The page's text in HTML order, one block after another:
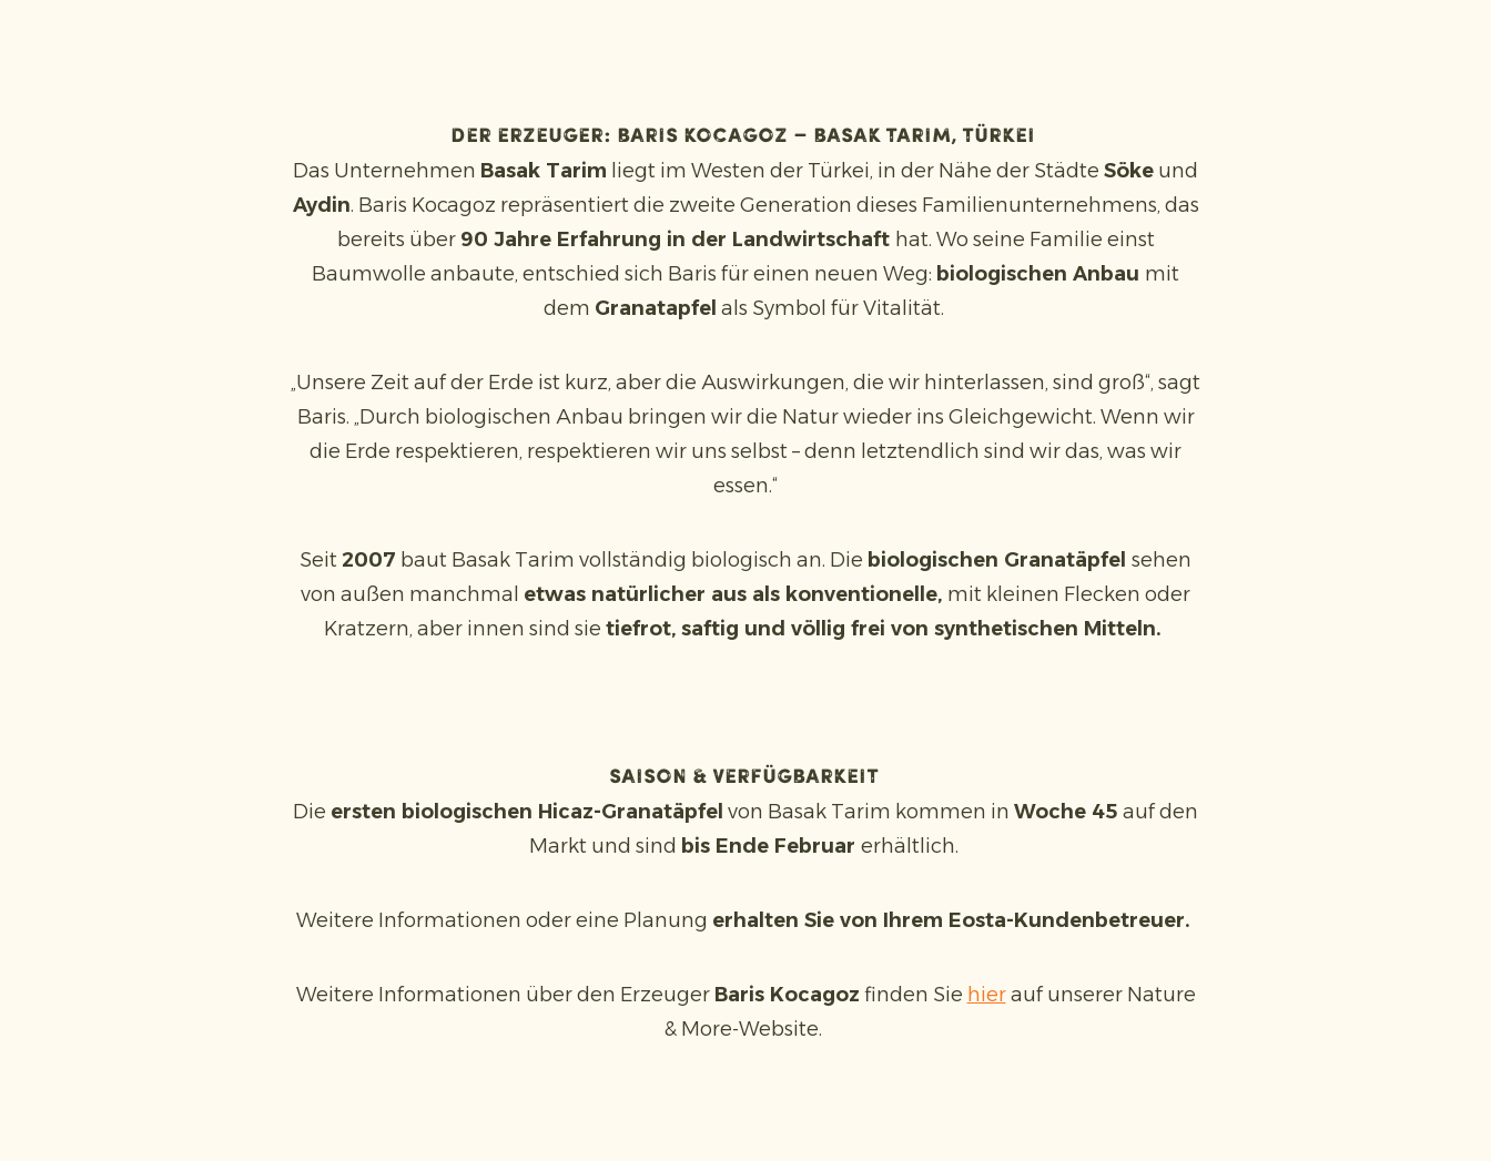
Der Erzeuger: Baris Kocagoz – Basak Tarim, Türkei
Das Unternehmen Basak Tarim liegt im Westen der Türkei, in der Nähe der Städte Söke und
Aydin. Baris Kocagoz repräsentiert die zweite Generation dieses Familienunternehmens, das
bereits über 90 Jahre Erfahrung in der Landwirtschaft hat. Wo seine Familie einst
Baumwolle anbaute, entschied sich Baris für einen neuen Weg: biologischen Anbau mit
dem Granatapfel als Symbol für Vitalität.
„Unsere Zeit auf der Erde ist kurz, aber die Auswirkungen, die wir hinterlassen, sind groß“, sagt
Baris. „Durch biologischen Anbau bringen wir die Natur wieder ins Gleichgewicht. Wenn wir
die Erde respektieren, respektieren wir uns selbst – denn letztendlich sind wir das, was wir
essen.“
Seit 2007 baut Basak Tarim vollständig biologisch an. Die biologischen Granatäpfel sehen
von außen manchmal etwas natürlicher aus als konventionelle, mit kleinen Flecken oder
Kratzern, aber innen sind sie tiefrot, saftig und völlig frei von synthetischen Mitteln.
Saison & Verfügbarkeit
Die ersten biologischen Hicaz-Granatäpfel von Basak Tarim kommen in Woche 45 auf den
Markt und sind bis Ende Februar erhältlich.
Weitere Informationen oder eine Planung erhalten Sie von Ihrem Eosta-Kundenbetreuer.
Weitere Informationen über den Erzeuger Baris Kocagoz finden Sie hierauf unserer Nature
& More-Website.